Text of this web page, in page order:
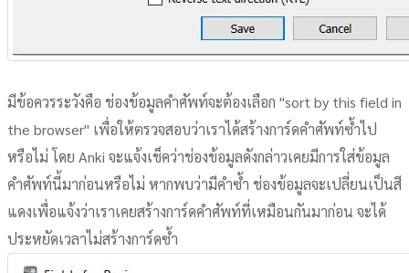
มีข้อควรระวังคือ ช่องข้อมูลคำศัพท์จะต้องเลือก "sort by this field in
the browser" เพื่อให้ตรวจสอบว่าเราได้สร้างการ์ดคำศัพท์ซ้ำไป
หรือไม่ โดย Anki จะแจ้งเช็คว่าช่องข้อมูลดังกล่าวเคยมีการใส่ข้อมูล
คำศัพท์นี้มาก่อนหรือไม่ หากพบว่ามีคำซ้ำ ช่องข้อมูลจะเปลี่ยนเป็นสี
แดงเพื่อแจ้งว่าเราเคยสร้างการ์ดคำศัพท์ที่เหมือนกันมาก่อน จะได้
ประหยัดเวลาไม่สร้างการ์ดซ้ำ